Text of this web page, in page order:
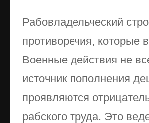
Рабовладельческий
противоречия, которые
Военные действия не
источник пополнения
проявляются
рабского труда. Это